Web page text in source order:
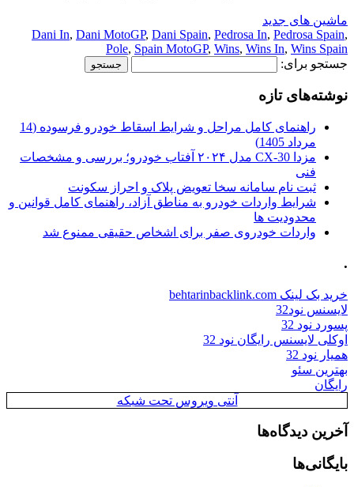
ماشین های جدید
Dani In, Dani MotoGP, Dani Spain, Pedrosa In, Pedrosa Spain,
Pole, Spain MotoGP, Wins, Wins In, Wins Spain
جستجو برای:
نوشته‌های تازه
راهنمای کامل مراحل و شرایط اسقاط خودرو فرسوده (14
مرداد 1405)
مزدا CX-30 مدل ۲۰۲۴ آفتاب خودرو؛ بررسی و مشخصات
فنی
ثبت نام سامانه سخا تعویض پلاک و احراز سکونت
شرایط واردات خودرو به مناطق آزاد، راهنمای کامل قوانین و
محدودیت ها
واردات خودروی صفر برای اشخاص حقیقی ممنوع شد
.
خرید بک لینک behtarinbacklink.com
لایسنس نود32
پسورد نود 32
اوکلی لایسنس رایگان نود 32
همیار نود 32
بهترین سئو
رایگان
آنتی ویروس تحت شبکه
آخرین دیدگاه‌ها
بایگانی‌ها